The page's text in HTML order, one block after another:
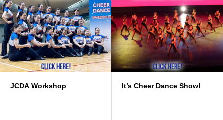
JCDA Workshop It’s Cheer Dance Show!